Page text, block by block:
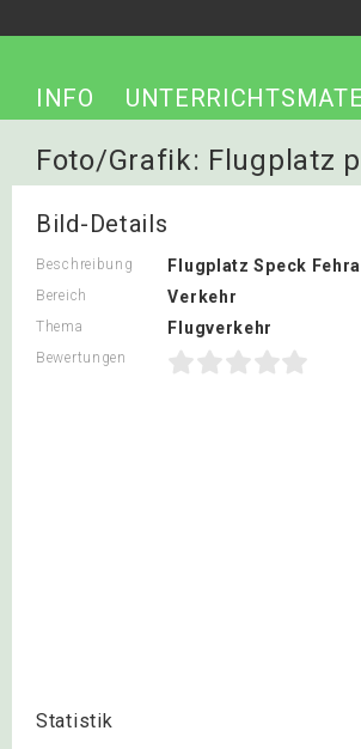
INFO
Foto/Grafik: Flugplatz
Bild-Details
Beschreibung Flugplatz Speck
Bereich Verkehr
Thema Flugverkehr
Bewertungen
Statistik